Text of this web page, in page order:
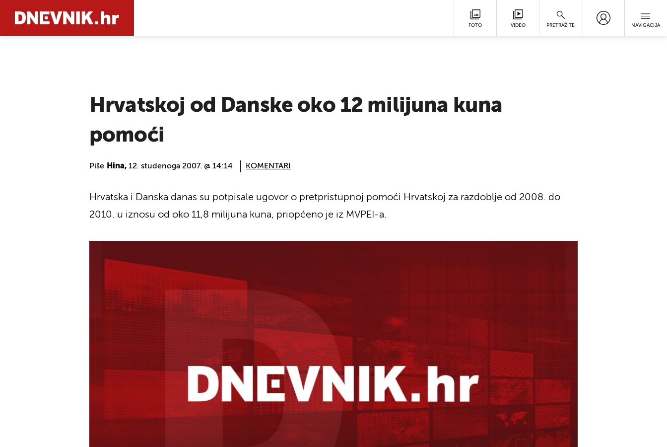
FOTO VIDEO PRETRAŽITE NAVIGACIJA
Hrvatskoj od Danske oko 12 milijuna kuna
pomoći
Piše Hina, 12. studenoga 2007. @ 14:14 KOMENTARI
Hrvatska i Danska danas su potpisale ugovor o pretpristupnoj pomoći Hrvatskoj za razdoblje od 2008. do
2010. u iznosu od oko 11,8 milijuna kuna, priopćeno je iz MVPEI-a.